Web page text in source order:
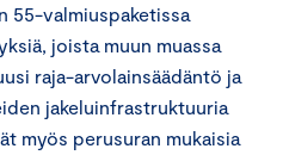
55-valmiuspaketissa
joista muun muassa
raja-arvolainsäädäntö ja
jakeluinfrastruktuuria
myös perusuran mukaisia